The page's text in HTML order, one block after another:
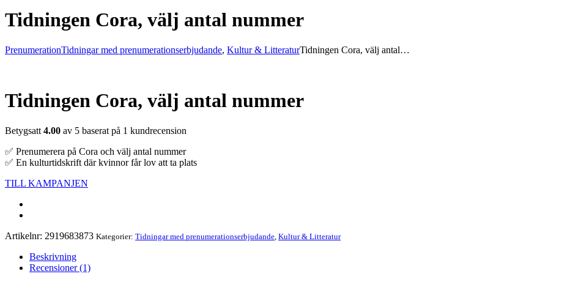
Tidningen Cora, välj antal nummer
PrenumerationTidningar med prenumerationserbjudande, Kultur & LitteraturTidningen Cora, välj antal…
Tidningen Cora, välj antal nummer
Betygsatt 4.00 av 5 baserat på 1 kundrecension
✅ Prenumerera på Cora och välj antal nummer
✅ En kulturtidskrift där kvinnor får lov att ta plats
TILL KAMPANJEN
Artikelnr: 2919683873 Kategorier: Tidningar med prenumerationserbjudande Kultur & Litteratur
Beskrivning
Recensioner (1)